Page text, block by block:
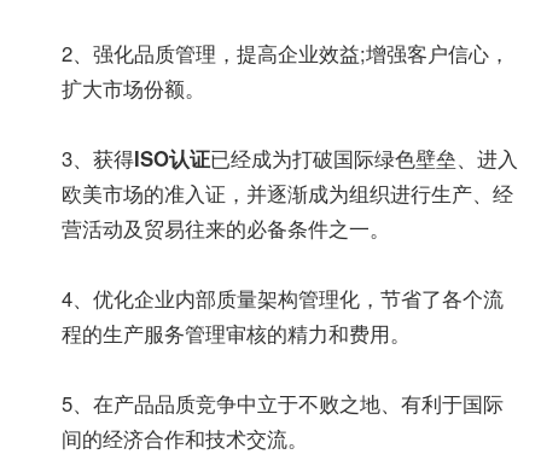
2、强化品质管理，提高企业效益;增强客户信心，
扩大市场份额。
3、获得ISO认证已经成为打破国际绿色壁垒、进入
欧美市场的准入证，并逐渐成为组织进行生产、经
营活动及贸易往来的必备条件之一。
4、优化企业内部质量架构管理化，节省了各个流
程的生产服务管理审核的精力和费用。
5、在产品品质竞争中立于不败之地、有利于国际
间的经济合作和技术交流。